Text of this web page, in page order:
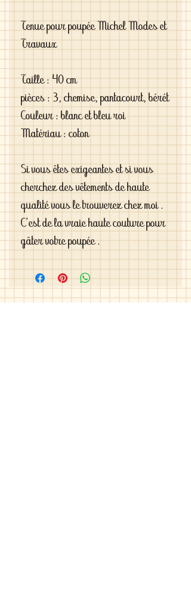
Tenue pour poupée Michel Modes et
Travaux
Taille : 40 cm
pièces : 3, chemise, pantacourt, bérét
Couleur : blanc et bleu roi
Matériau : coton
Si vous êtes exigeantes et si vous
cherchez des vêtements de haute
qualité vous le trouverez chez moi .
C'est de la vraie haute couture pour
gâter votre poupée .